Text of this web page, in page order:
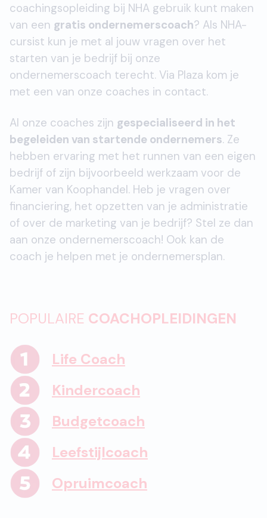
coachingsopleiding bij NHA gebruik kunt maken
van een gratis ondernemerscoach? Als NHA-
cursist kun je met al jouw vragen over het
starten van je bedrijf bij onze
ondernemerscoach terecht. Via Plaza kom je
met een van onze coaches in contact.
Al onze coaches zijn gespecialiseerd in het
begeleiden van startende ondernemers. Ze
hebben ervaring met het runnen van een eigen
bedrijf of zijn bijvoorbeeld werkzaam voor de
Kamer van Koophandel. Heb je vragen over
financiering, het opzetten van je administratie
of over de marketing van je bedrijf? Stel ze dan
aan onze ondernemerscoach! Ook kan de
coach je helpen met je ondernemersplan.
POPULAIRE COACHOPLEIDINGEN
Life Coach
Kindercoach
Budgetcoach
Leefstijlcoach
Opruimcoach